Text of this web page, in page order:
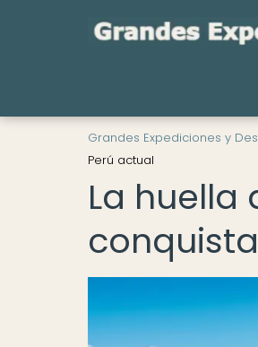
Grandes Expediciones y
Perú actual
La huella